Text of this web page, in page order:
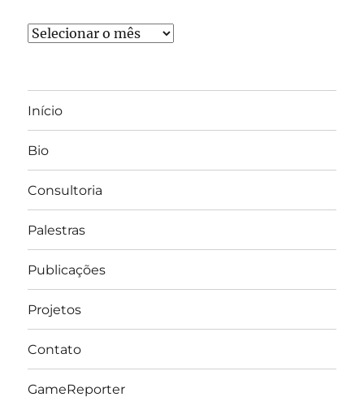
Arquivos
Início
Bio
Consultoria
Palestras
Publicações
Projetos
Contato
GameReporter